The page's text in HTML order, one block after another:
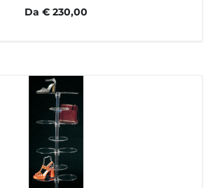
Da € 230,00